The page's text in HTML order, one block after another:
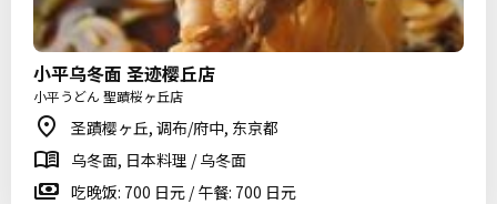
小平乌冬面 圣迹樱丘店
小平うどん 聖蹟桜ヶ丘店
圣蹟樱ヶ丘, 调布/府中, 东京都
乌冬面, 日本料理 / 乌冬面
吃晚饭: 700 日元 / 午餐: 700 日元